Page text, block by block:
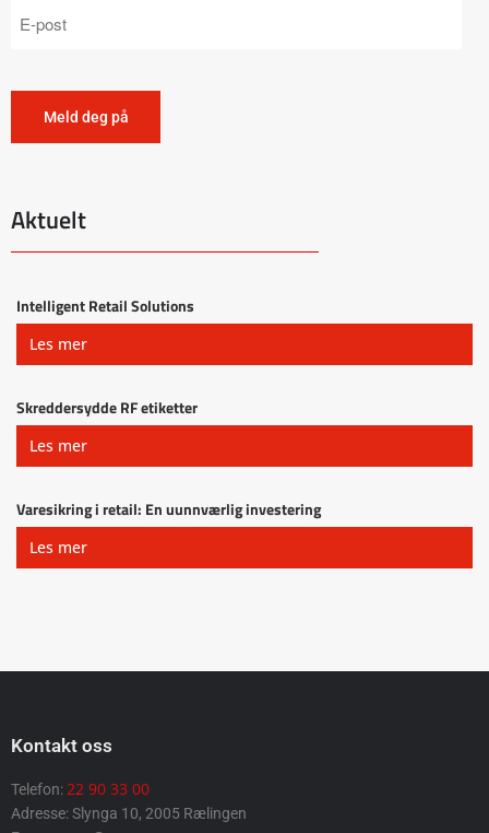
Aktuelt
Intelligent Retail Solutions
Les mer
Skreddersydde RF etiketter
Les mer
Varesikring i retail: En uunnværlig investering
Les mer
Kontakt oss
Telefon:22 90 33 00
Adresse: Slynga 10, 2005 Rælingen